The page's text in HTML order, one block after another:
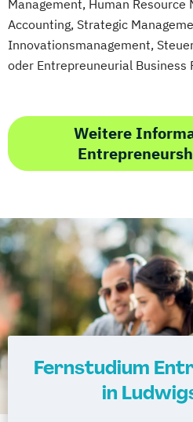
Management, Human Resource
Accounting, Strategic
Innovationsmanagement,
oder Entrepreuneurial Business
Weitere
Fernstudium
in